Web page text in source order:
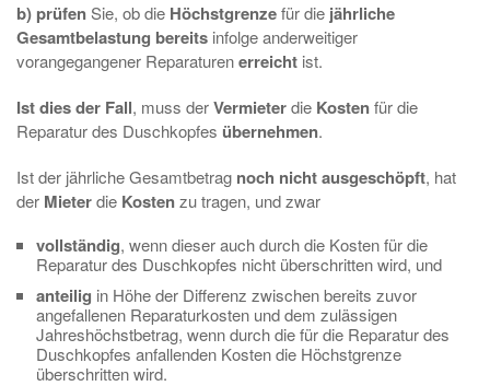
b) prüfenSie, ob die Höchstgrenzefür die jährliche
Gesamtbelastung bereits infolge anderweitiger
vorangegangener Reparaturenerreicht ist.
Ist dies der Fall, muss derVermieterdie Kostenfür die
Reparatur des Duschkopfes übernehmen.
Ist der jährliche Gesamtbetrag noch nicht ausgeschöpft, hat
der Mieterdie Kostenzu tragen, und zwar
vollständig, wenn dieser auch durch die Kosten für die
Reparatur des Duschkopfes nicht überschritten wird, und
anteilig in Höhe der Differenz zwischen bereits zuvor
angefallenen Reparaturkosten und dem zulässigen
Jahreshöchstbetrag, wenn durch die für die Reparatur des
Duschkopfes anfallenden Kosten die Höchstgrenze
überschritten wird.